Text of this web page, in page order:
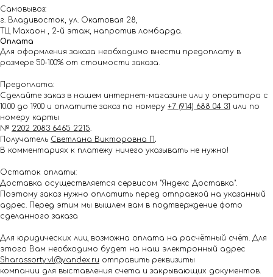
Самовывоз:
г. Владивосток, ул. Окатовая 28,
ТЦ Махаон , 2-й этаж, напротив ломбарда.
Оплата
Для оформления заказа необходимо внести предоплату в
размере 50-100% от стоимости заказа.
Предоплата:
Сделайте заказ в нашем интернет-магазине или у оператора с
10.00 до 19.00 и оплатите заказ по номеру +7 (914) 688 04 31 или по
номеру карты
№ 2202 2083 6465 2215.
Получатель Светлана Викторовна П .
В комментариях к платежу ничего указывать не нужно!
Остаток оплаты:
Доставка осуществляется сервисом "Яндекс Доставка".
Поэтому заказ нужно оплатить перед отправкой на указанный
адрес. Перед этим мы вышлем вам в подтверждение фото
сделанного заказа
Для юридических лиц возможна оплата на расчётный счёт. Для
этого Вам необходимо будет на наш электронный адрес
Shar.assorty.vl@yandex.ru отправить реквизиты
компании для выставления счета и закрывающих документов.